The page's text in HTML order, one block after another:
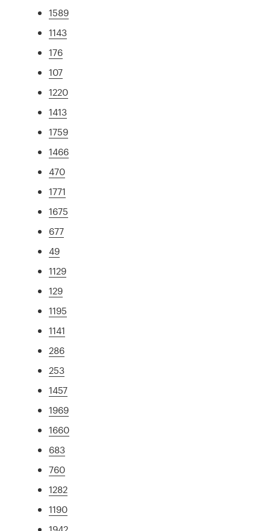
1589
1143
176
107
1220
1413
1759
1466
470
1771
1675
677
49
1129
129
1195
1141
286
253
1457
1969
1660
683
760
1282
1190